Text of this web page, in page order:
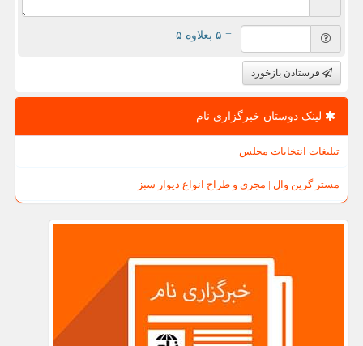
= ۵ بعلاوه ۵
فرستادن بازخورد
لینک دوستان خبرگزاری نام
تبلیغات انتخابات مجلس
مستر گرین وال | مجری و طراح انواع دیوار سبز